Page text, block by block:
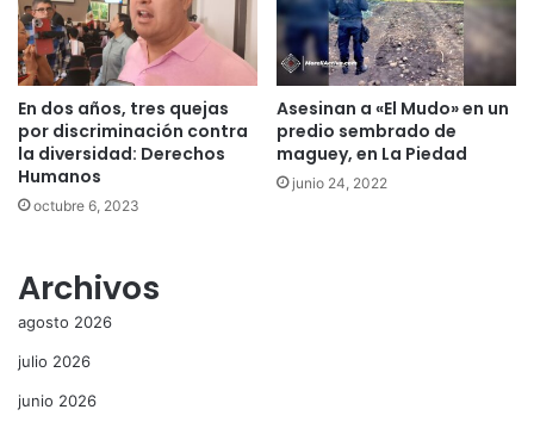
En dos años, tres quejas
por discriminación contra
la diversidad: Derechos
Humanos
octubre 6, 2023
Asesinan a «El Mudo» en un
predio sembrado de
maguey, en La Piedad
junio 24, 2022
Archivos
agosto 2026
julio 2026
junio 2026